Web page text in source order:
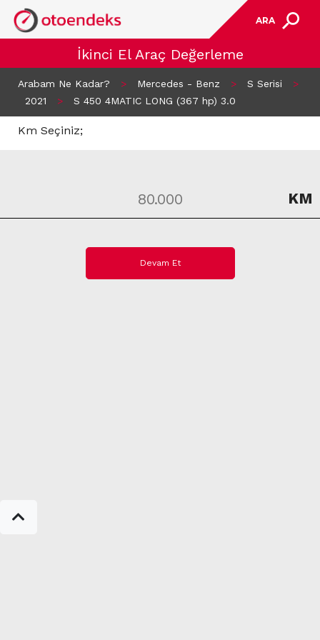
ARA
İkinci El Araç Değerleme
Arabam Ne Kadar? > Mercedes - Benz > S Serisi
>
2021
> S 450 4MATIC LONG (367 hp) 3.0
Km Seçiniz;
KM
Devam Et